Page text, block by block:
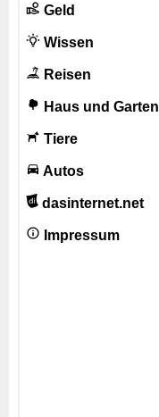
Geld
Wissen
Reisen
Haus und Garten
Tiere
Autos
dasinternet.net
Impressum